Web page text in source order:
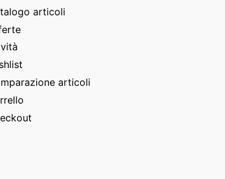
articoli
articoli